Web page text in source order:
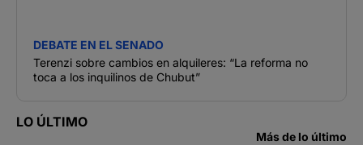
DEBATE EN EL SENADO
Terenzi sobre cambios en alquileres: “La reforma no
toca a los inquilinos de Chubut”
LO ÚLTIMO
Más de lo último